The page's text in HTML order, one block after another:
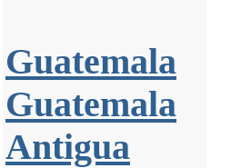
Guatemala
Guatemala
Antigua